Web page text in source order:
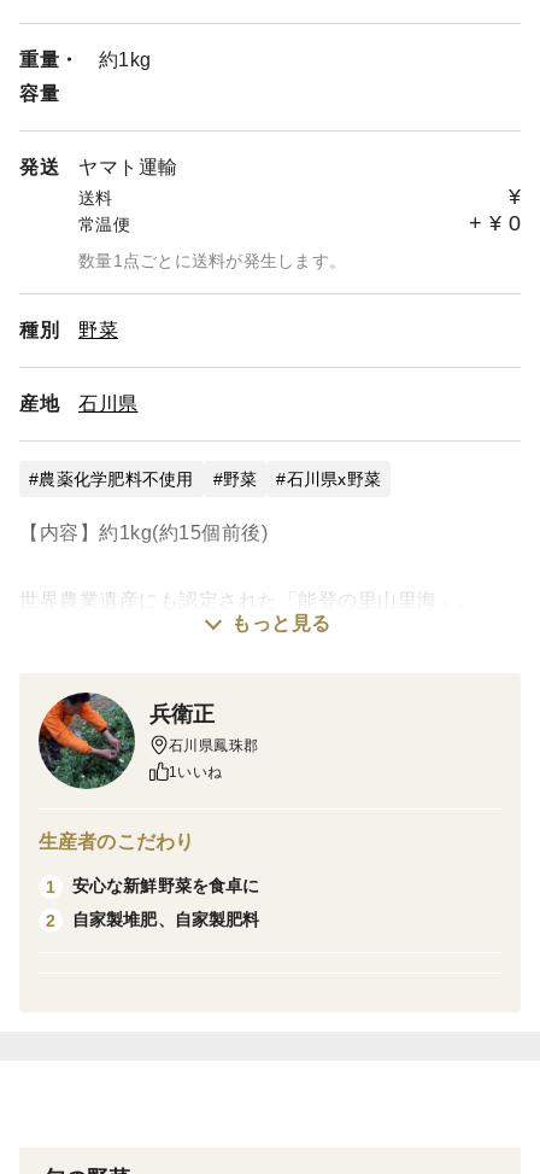
重量・
容量
約1kg
発送 ヤマト運輸
送料 ¥
常温便 + ¥ 0
数量1点ごとに送料が発生します。
種別 野菜
産地 石川県
農薬化学肥料不使用 野菜 石川県x野菜
【内容】約1kg(約15個前後)
世界農業遺産にも認定された「能登の里山里海」。
豊かな山々と清らかな水に囲まれた地で一玉一玉、大切
栽培期間中:農薬・化学肥料不使用
【おすすめの食べ方】
オリーブオイルと塩をふってホイル焼きに。
もっと見る
兵衛正
石川県鳳珠郡
1いいね
生産者のこだわり
1
安心な新鮮野菜を食卓に
2
自家製堆肥、自家製肥料